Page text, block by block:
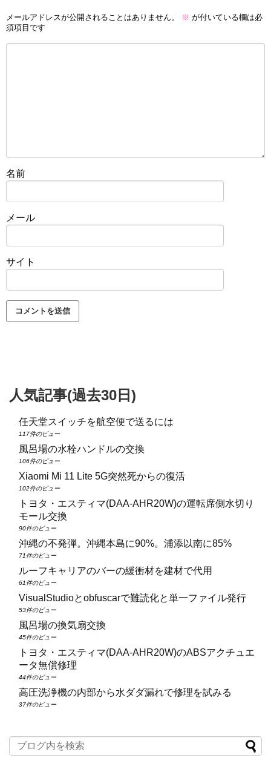
メールアドレスが公開されることはありません。 ※ が付いている欄は必
須項目です
名前
メール
サイト
人気記事(過去30日)
任天堂スイッチを航空便で送るには
117件のビュー
風呂場の水栓ハンドルの交換
106件のビュー
Xiaomi Mi 11 Lite 5G突然死からの復活
102件のビュー
トヨタ・エスティマ(DAA‑AHR20W)の運転席側水切り
モール交換
90件のビュー
沖縄の不発弾。沖縄本島に90%。浦添以南に85%
71件のビュー
ルーフキャリアのバーの緩衝材を建材で代用
61件のビュー
VisualStudioとobfuscarで難読化と単一ファイル発行
53件のビュー
風呂場の換気扇交換
45件のビュー
トヨタ・エスティマ(DAA‑AHR20W)のABSアクチュエ
ータ無償修理
44件のビュー
高圧洗浄機の内部から水ダダ漏れで修理を試みる
37件のビュー